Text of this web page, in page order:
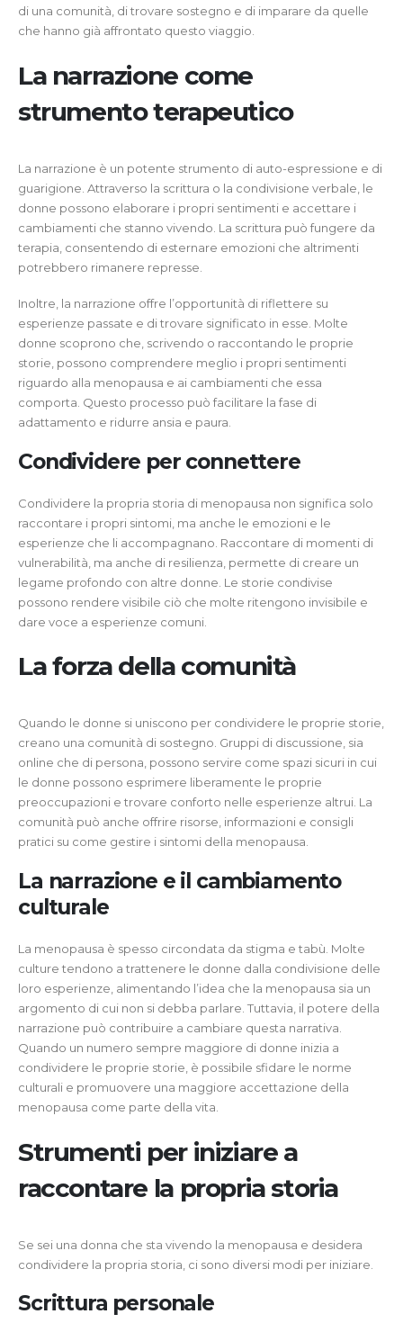
di una comunità, di trovare sostegno e di imparare da quelle
che hanno già affrontato questo viaggio.
La narrazione come
strumento terapeutico
La narrazione è un potente strumento di auto-espressione e di
guarigione. Attraverso la scrittura o la condivisione verbale, le
donne possono elaborare i propri sentimenti e accettare i
cambiamenti che stanno vivendo. La scrittura può fungere da
terapia, consentendo di esternare emozioni che altrimenti
potrebbero rimanere represse.
Inoltre, la narrazione offre l’opportunità di riflettere su
esperienze passate e di trovare significato in esse. Molte
donne scoprono che, scrivendo o raccontando le proprie
storie, possono comprendere meglio i propri sentimenti
riguardo alla menopausa e ai cambiamenti che essa
comporta. Questo processo può facilitare la fase di
adattamento e ridurre ansia e paura.
Condividere per connettere
Condividere la propria storia di menopausa non significa solo
raccontare i propri sintomi, ma anche le emozioni e le
esperienze che li accompagnano. Raccontare di momenti di
vulnerabilità, ma anche di resilienza, permette di creare un
legame profondo con altre donne. Le storie condivise
possono rendere visibile ciò che molte ritengono invisibile e
dare voce a esperienze comuni.
La forza della comunità
Quando le donne si uniscono per condividere le proprie storie,
creano una comunità di sostegno. Gruppi di discussione, sia
online che di persona, possono servire come spazi sicuri in cui
le donne possono esprimere liberamente le proprie
preoccupazioni e trovare conforto nelle esperienze altrui. La
comunità può anche offrire risorse, informazioni e consigli
pratici su come gestire i sintomi della menopausa.
La narrazione e il cambiamento
culturale
La menopausa è spesso circondata da stigma e tabù. Molte
culture tendono a trattenere le donne dalla condivisione delle
loro esperienze, alimentando l’idea che la menopausa sia un
argomento di cui non si debba parlare. Tuttavia, il potere della
narrazione può contribuire a cambiare questa narrativa.
Quando un numero sempre maggiore di donne inizia a
condividere le proprie storie, è possibile sfidare le norme
culturali e promuovere una maggiore accettazione della
menopausa come parte della vita.
Strumenti per iniziare a
raccontare la propria storia
Se sei una donna che sta vivendo la menopausa e desidera
condividere la propria storia, ci sono diversi modi per iniziare.
Scrittura personale